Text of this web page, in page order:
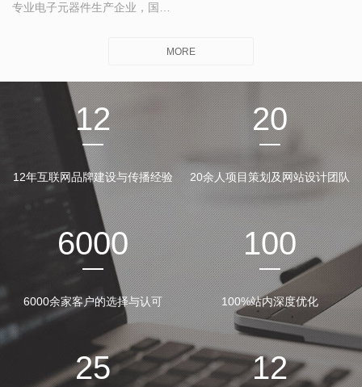
专业电子元器件生产企业，国产
MORE
12
12年互联网品牌建设与传播经验
20
20余人项目策划及网站设计团队
6000
6000余家客户的选择与认可
100
100%站内深度优化
25 12